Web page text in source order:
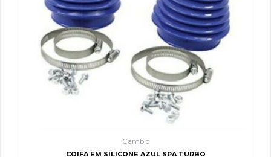
Câmbio
COIFA EM SILICONE AZUL SPA TURBO